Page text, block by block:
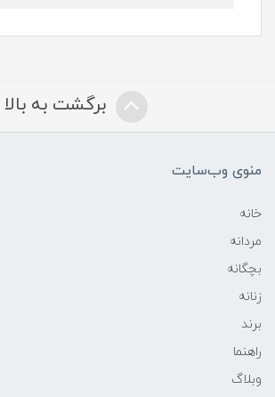
برگشت به بالا
منوی وب‌سایت
خانه
مردانه
بچگانه
زنانه
برند
راهنما
وبلاگ